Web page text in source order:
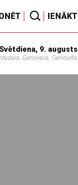
IENĀKT
Svētdiena, 9. augusts
Madara, Genoveva, Genovefa